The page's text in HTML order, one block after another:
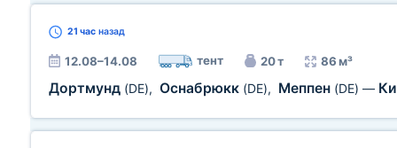
21 час назад
12.08–14.08 тент 20 т 86 м³
Дортмунд (DE), Оснабрюкк (DE), Меппен (DE) —